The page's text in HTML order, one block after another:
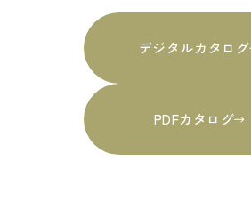
デジタルカタログ
PDFカタログ